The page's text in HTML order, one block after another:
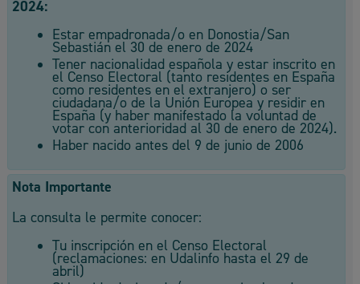
2024:
Estar empadronada/o en Donostia/San
Sebastián el 30 de enero de 2024
Tener nacionalidad española y estar inscrito en
el Censo Electoral (tanto residentes en España
como residentes en el extranjero) o ser
ciudadana/o de la Unión Europea y residir en
España (y haber manifestado la voluntad de
votar con anterioridad al 30 de enero de 2024).
Haber nacido antes del 9 de junio de 2006
Nota Importante
La consulta le permite conocer:
Tu inscripción en el Censo Electoral
(reclamaciones: en Udalinfo hasta el 29 de
abril)